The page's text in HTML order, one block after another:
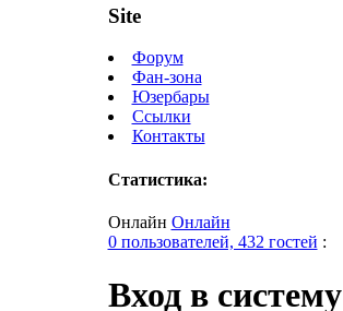
Site
Форум
Фан-зона
Юзербары
Ссылки
Контакты
Статистика:
Онлайн Онлайн
0 пользователей, 432 гостей :
Вход в систему